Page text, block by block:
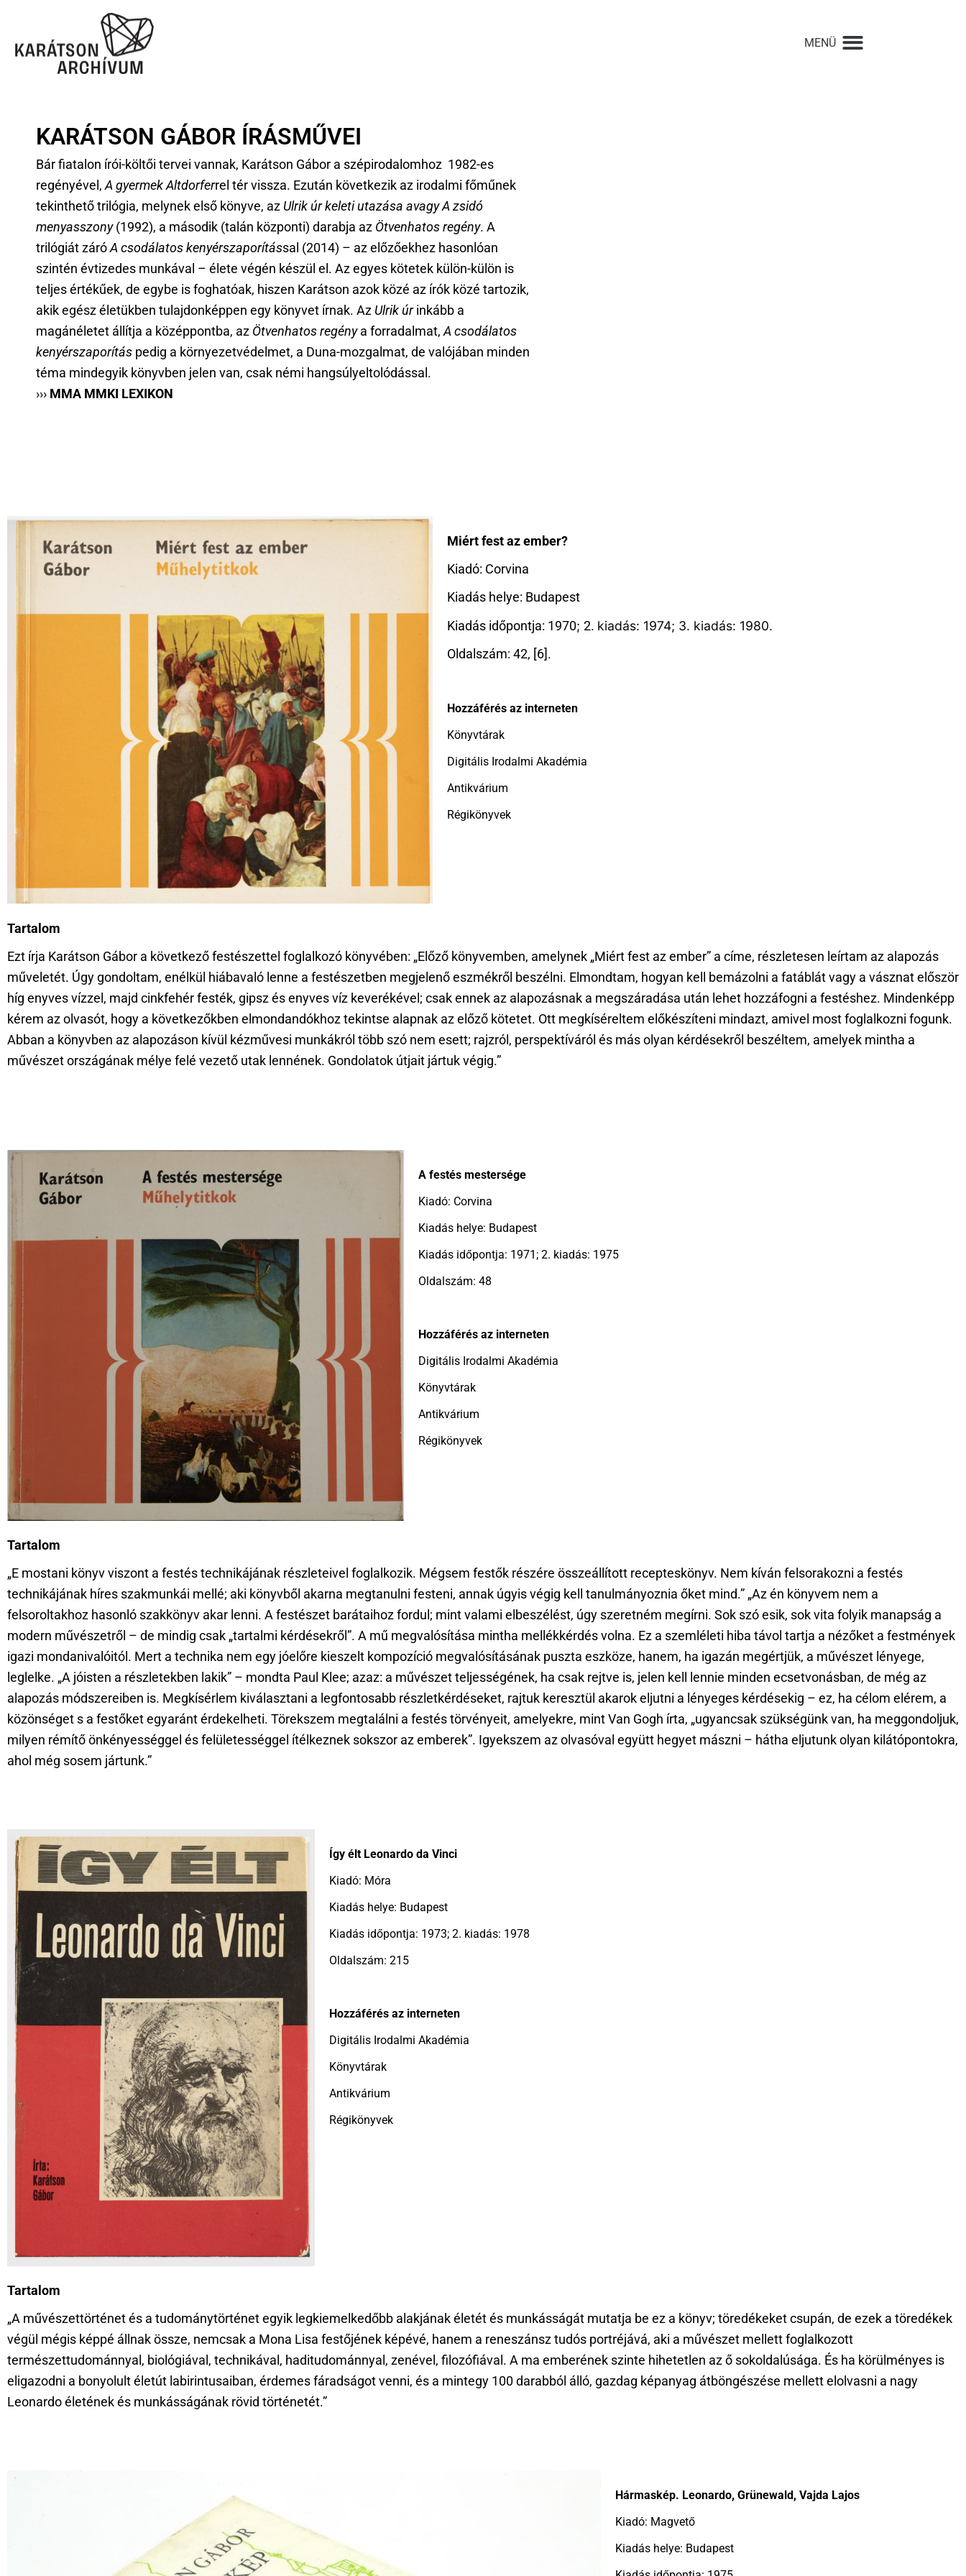
KARÁTSON GÁBOR ÍRÁSMŰVEI
Bár fiatalon írói-költői tervei vannak, Karátson Gábor a szépirodalomhoz 1982-es
regényével,A gyermek Altdorferrel tér vissza. Ezután következik az irodalmi főműnek
tekinthető trilógia, melynek első könyve, az Ulrik úr keleti utazása avagy A zsidó
menyasszony (1992), a második (talán központi) darabja az Ötvenhatos regény. A
trilógiát záróA csodálatos kenyérszaporítással (2014) – az előzőekhez hasonlóan
szintén évtizedes munkával – élete végén készül el. Az egyes kötetek külön-külön is
teljes értékűek, de egybe is foghatóak, hiszen Karátson azok közé az írók közé tartozik,
akik egész életükben tulajdonképpen egy könyvet írnak. Az Ulrik úrinkább a
magánéletet állítja a középpontba, az Ötvenhatos regénya forradalmat,A csodálatos
kenyérszaporítás pedig a környezetvédelmet, a Duna-mozgalmat, de valójában minden
téma mindegyik könyvben jelen van, csak némi hangsúlyeltolódással.
››› MMA MMKI LEXIKON
Miért fest az ember?
Kiadó: Corvina
Kiadás helye: Budapest
Kiadás időpontja: 1970; 2. kiadás: 1974; 3. kiadás: 1980.
Oldalszám: 42, [6].
Hozzáférés az interneten
Könyvtárak
Digitális Irodalmi Akadémia
Antikvárium
Régikönyvek
Tartalom
Ezt írja Karátson Gábor a következő festészettel foglalkozó könyvében: „Előző könyvemben, amelynek „Miért fest az ember” a címe, részletesen leírtam az alapozás
műveletét. Úgy gondoltam, enélkül hiábavaló lenne a festészetben megjelenő eszmékről beszélni. Elmondtam, hogyan kell bemázolni a fatáblát vagy a vásznat először
híg enyves vízzel, majd cinkfehér festék, gipsz és enyves víz keverékével; csak ennek az alapozásnak a megszáradása után lehet hozzáfogni a festéshez. Mindenképp
kérem az olvasót, hogy a következőkben elmondandókhoz tekintse alapnak az előző kötetet. Ott megkíséreltem előkészíteni mindazt, amivel most foglalkozni fogunk.
Abban a könyvben az alapozáson kívül kézművesi munkákról több szó nem esett; rajzról, perspektíváról és más olyan kérdésekről beszéltem, amelyek mintha a
művészet országának mélye felé vezető utak lennének. Gondolatok útjait jártuk végig.”
A festés mestersége
Kiadó: Corvina
Kiadás helye: Budapest
Kiadás időpontja: 1971; 2. kiadás: 1975
Oldalszám: 48
Hozzáférés az interneten
Digitális Irodalmi Akadémia
Könyvtárak
Antikvárium
Régikönyvek
Tartalom
„E mostani könyv viszont a festés technikájának részleteivel foglalkozik. Mégsem festők részére összeállított recepteskönyv. Nem kíván felsorakozni a festés
technikájának híres szakmunkái mellé; aki könyvből akarna megtanulni festeni, annak úgyis végig kell tanulmányoznia őket mind.” „Az én könyvem nem a
felsoroltakhoz hasonló szakkönyv akar lenni. A festészet barátaihoz fordul; mint valami elbeszélést, úgy szeretném megírni. Sok szó esik, sok vita folyik manapság a
modern művészetről – de mindig csak „tartalmi kérdésekről”. A mű megvalósítása mintha mellékkérdés volna. Ez a szemléleti hiba távol tartja a nézőket a festmények
igazi mondanivalóitól. Mert a technika nem egy jóelőre kieszelt kompozíció megvalósításának puszta eszköze, hanem, ha igazán megértjük, a művészet lényege,
leglelke. „A jóisten a részletekben lakik” – mondta Paul Klee; azaz: a művészet teljességének, ha csak rejtve is, jelen kell lennie minden ecsetvonásban, de még az
alapozás módszereiben is. Megkísérlem kiválasztani a legfontosabb részletkérdéseket, rajtuk keresztül akarok eljutni a lényeges kérdésekig – ez, ha célom elérem, a
közönséget s a festőket egyaránt érdekelheti. Törekszem megtalálni a festés törvényeit, amelyekre, mint Van Gogh írta, „ugyancsak szükségünk van, ha meggondoljuk,
milyen rémítő önkényességgel és felületességgel ítélkeznek sokszor az emberek”. Igyekszem az olvasóval együtt hegyet mászni – hátha eljutunk olyan kilátópontokra,
ahol még sosem jártunk.”
Így élt Leonardo da Vinci
Kiadó: Móra
Kiadás helye: Budapest
Kiadás időpontja: 1973; 2. kiadás: 1978
Oldalszám: 215
Hozzáférés az interneten
Digitális Irodalmi Akadémia
Könyvtárak
Antikvárium
Régikönyvek
Tartalom
„A művészettörténet és a tudománytörténet egyik legkiemelkedőbb alakjának életét és munkásságát mutatja be ez a könyv; töredékeket csupán, de ezek a töredékek
végül mégis képpé állnak össze, nemcsak a Mona Lisa festőjének képévé, hanem a reneszánsz tudós portréjává, aki a művészet mellett foglalkozott
természettudománnyal, biológiával, technikával, haditudománnyal, zenével, filozófiával. A ma emberének szinte hihetetlen az ő sokoldalúsága. És ha körülményes is
eligazodni a bonyolult életút labirintusaiban, érdemes fáradságot venni, és a mintegy 100 darabból álló, gazdag képanyag átböngészése mellett elolvasni a nagy
Leonardo életének és munkásságának rövid történetét.”
Hármaskép. Leonardo, Grünewald, Vajda Lajos
Kiadó: Magvető
Kiadás helye: Budapest